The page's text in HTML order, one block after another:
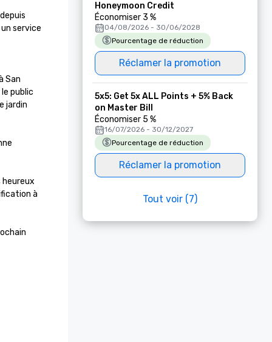
service
San
public
jardin
à
Honeymoon Credit
Économiser 3 %
04/08/2026 - 30/06/2028
Pourcentage de réduction
Réclamer la promotion
5x5: Get 5x ALL Points + 5% Back
on Master Bill
Économiser 5 %
16/07/2026 - 30/12/2027
Pourcentage de réduction
Réclamer la promotion
Tout voir (7)